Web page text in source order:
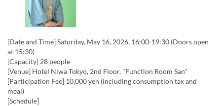
[Date and Time] Saturday, May 16, 2026, 16:00-19:30 (Doors open
at 15:30)
[Capacity] 28 people
[Venue] Hotel Niwa Tokyo, 2nd Floor, "Function Room San"
[Participation Fee] 10,000 yen (including consumption tax and
meal)
[Schedule]